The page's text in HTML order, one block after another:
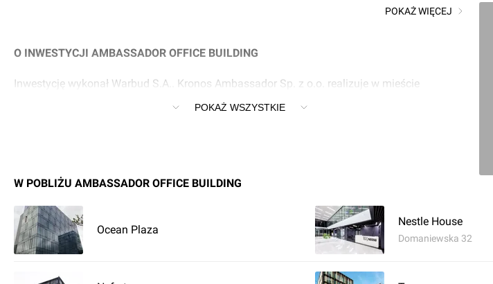
POKAŻ WIĘCEJ
O INWESTYCJI AMBASSADOR OFFICE BUILDING
Inwestycję wykonał Warbud S.A.. Kronos Ambassador Sp. z o.o. realizuje w mieście
Warszawa przy Domaniewska 34a inwestycję Ambassador Office Building.
POKAŻ WSZYSTKIE
W POBLIŻU AMBASSADOR OFFICE BUILDING
Ocean Plaza
Nestle House
Domaniewska 32